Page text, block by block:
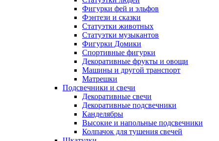
Фигурки фей и эльфов
Фэнтези и сказки
Статуэтки животных
Статуэтки музыкантов
Фигурки Домики
Спортивные фигурки
Декоративные фрукты и овощи
Машины и другой транспорт
Матрешки
Подсвечники и свечи
Декоративные свечи
Декоративные подсвечники
Канделябры
Высокие и напольные подсвечники
Колпачок для тушения свечей